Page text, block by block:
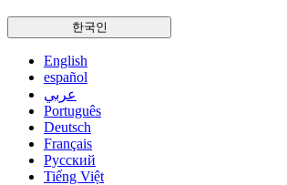
한국인
English
español
عربي
Português
Deutsch
Français
Русский
Tiếng Việt